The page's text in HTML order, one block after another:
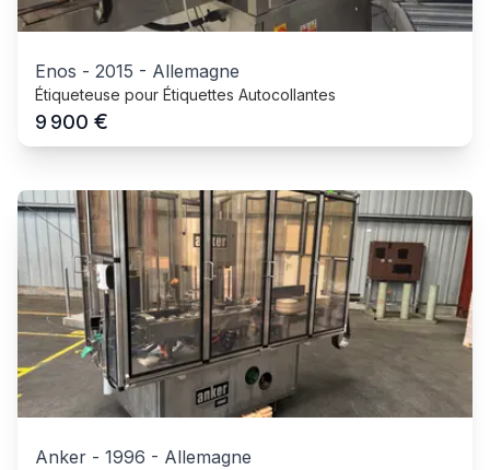
Enos - 2015 - Allemagne
Étiqueteuse pour Étiquettes Autocollantes
9 900 €
Anker - 1996 - Allemagne